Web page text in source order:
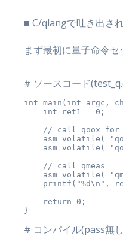
■ C/qlangで吐き出さ
まず最初に量子命令
# ソースコード
int main(int argc,
    int ret1 = 0;
// call qoox for
asm volatile(
asm volatile(
    // call qmeas
asm volatile(
printf("%d\n",
    return 0;
# コンパイル(pass無